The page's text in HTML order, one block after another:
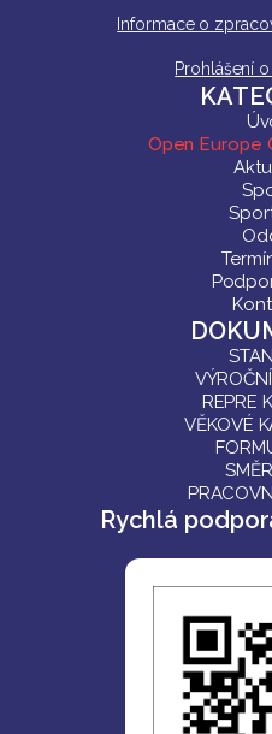
Informace o
Prohlášení
Open Europe
REPRE
VĚKOVÉ
Rychlá